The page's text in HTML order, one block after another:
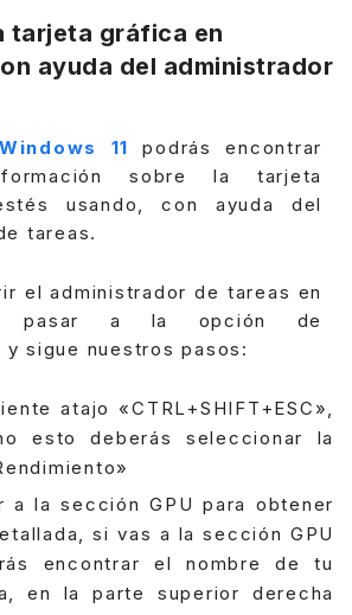
tarjeta gráfica en
ayuda del administrador
Windows 11
podrás encontrar
sobre la tarjeta
usando, con ayuda del
tareas.
el administrador de tareas en
pasar a la opción de
y sigue nuestros pasos:
atajo «CTRL+SHIFT+ESC»,
esto deberás seleccionar la
a la sección GPU para obtener
si vas a la sección GPU
encontrar el nombre de tu
en la parte superior derecha